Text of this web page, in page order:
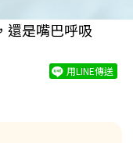
還是嘴巴呼吸
用LINE傳送